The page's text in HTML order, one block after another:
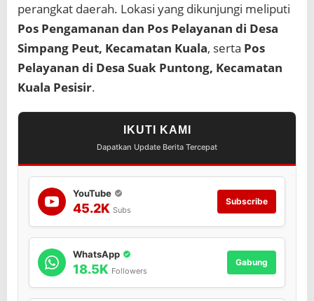
e
u
l
a
w
a
h
perangkat daerah. Lokasi yang dikunjungi meliputi
Pos Pengamanan dan Pos Pelayanan di Desa
Simpang Peut, Kecamatan Kuala, serta Pos
Pelayanan di Desa Suak Puntong, Kecamatan
Kuala Pesisir.
IKUTI KAMI
Dapatkan Update Berita Tercepat
YouTube
45.2K Subs
Subscribe
WhatsApp
18.5K Followers
Gabung